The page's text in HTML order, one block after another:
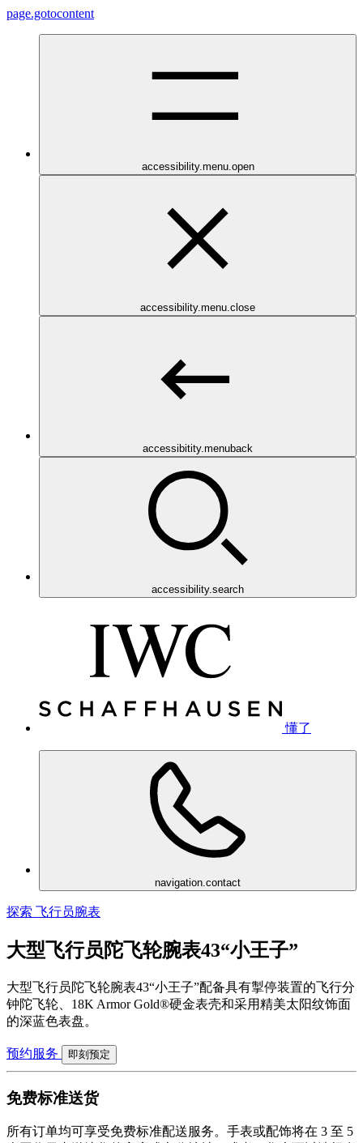
page.gotocontent
accessibility.menu.open
accessibility.menu.close
accessibitity.menuback
accessibility.search
懂了
navigation.contact
探索 飞行员腕表
大型飞行员陀飞轮腕表43“小王子”
大型飞行员陀飞轮腕表43“小王子”配备具有掣停装置的飞行分
钟陀飞轮、18K Armor Gold®硬金表壳和采用精美太阳纹饰面
的深蓝色表盘。
预约服务 即刻预定
免费标准送货
所有订单均可享受免费标准配送服务。手表或配饰将在 3 至 5